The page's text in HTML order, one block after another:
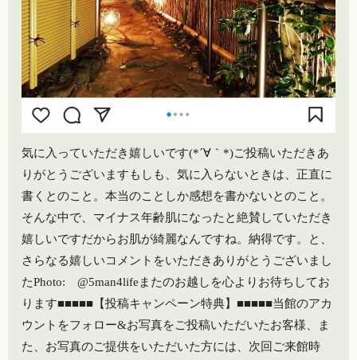
気に入っていただき嬉しいです(*´∀｀*)ご投稿いただきあ
りがとうございますもしも、気に入らないときは、正直に
書くとのこと。本当のことしか感想を書かないとのこと。
そんな中で、マイナス年齢肌になったと絶賛していただき
嬉しいですだからお肌が綺麗なんですね。納得です。と、
さらなる嬉しいコメントをいただきありがとうございまし
たPhoto: @5man4lifeまたのお越しを心よりお待ちしてお
ります️■■■■■【投稿キャンペーン特典】■■■■■当館のアカ
ウントをフォロー&お写真をご投稿いただいたお客様、ま
た、お写真のご提供をいただいた方には、次回ご来館時